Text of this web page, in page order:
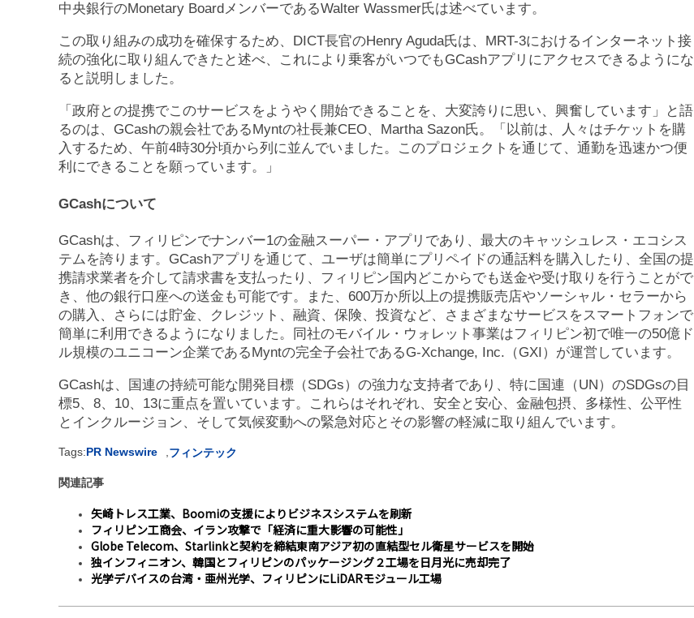
中央銀行のMonetary BoardメンバーであるWalter Wassmer氏は述べています。
この取り組みの成功を確保するため、DICT長官のHenry Aguda氏は、MRT-3におけるインターネット接
続の強化に取り組んできたと述べ、これにより乗客がいつでもGCashアプリにアクセスできるようにな
ると説明しました。
「政府との提携でこのサービスをようやく開始できることを、大変誇りに思い、興奮しています」と語
るのは、GCashの親会社であるMyntの社長兼CEO、Martha Sazon氏。「以前は、人々はチケットを購
入するため、午前4時30分頃から列に並んでいました。このプロジェクトを通じて、通勤を迅速かつ便
利にできることを願っています。」
GCashについて
GCashは、フィリピンでナンバー1の金融スーパー・アプリであり、最大のキャッシュレス・エコシス
テムを誇ります。GCashアプリを通じて、ユーザは簡単にプリペイドの通話料を購入したり、全国の提
携請求業者を介して請求書を支払ったり、フィリピン国内どこからでも送金や受け取りを行うことがで
き、他の銀行口座への送金も可能です。また、600万か所以上の提携販売店やソーシャル・セラーから
の購入、さらには貯金、クレジット、融資、保険、投資など、さまざまなサービスをスマートフォンで
簡単に利用できるようになりました。同社のモバイル・ウォレット事業はフィリピン初で唯一の50億ド
ル規模のユニコーン企業であるMyntの完全子会社であるG-Xchange, Inc.（GXI）が運営しています。
GCashは、国連の持続可能な開発目標（SDGs）の強力な支持者であり、特に国連（UN）のSDGsの目
標5、8、10、13に重点を置いています。これらはそれぞれ、安全と安心、金融包摂、多様性、公平性
とインクルージョン、そして気候変動への緊急対応とその影響の軽減に取り組んでいます。
Tags:PR Newswire ,フィンテック
関連記事
矢崎トレス工業、Boomiの支援によりビジネスシステムを刷新
フィリピン工商会、イラン攻撃で「経済に重大影響の可能性」
Globe Telecom、Starlinkと契約を締結――東南アジア初の直結型セル衛星サービスを開始
独インフィニオン、韓国とフィリピンのパッケージング２工場を日月光に売却完了
光学デバイスの台湾・亜州光学、フィリピンにLiDARモジュール工場